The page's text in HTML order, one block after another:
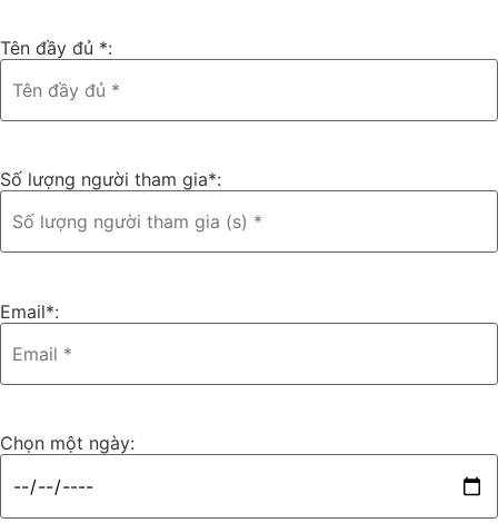
Tên đầy đủ *:
Số lượng người tham gia*:
Email*:
Chọn một ngày: